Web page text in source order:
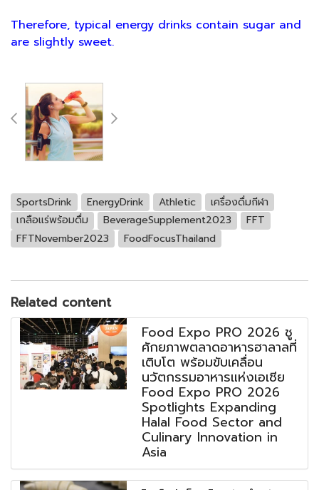
Therefore, typical energy drinks contain sugar and
are slightly sweet.
SportsDrink EnergyDrink Athletic
เครื่องดื่มกีฬา
เกลือแร่พร้อมดื่ม
BeverageSupplement2023
FFT
FFTNovember2023
FoodFocusThailand
Related content
Food Expo PRO 2026 ชู
ศักยภาพตลาดอาหารฮาลาลที่
เติบโต พร้อมขับเคลื่อน
นวัตกรรมอาหารแห่งเอเชีย
Food Expo PRO 2026
Spotlights Expanding
Halal Food Sector and
Culinary Innovation in
Asia